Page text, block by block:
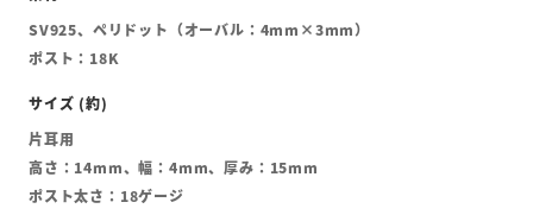
SV925、ペリドット（オーバル：4mm×3mm）
ポスト：18K
片耳用
高さ：14mm、幅：4mm、厚み：15mm
ポスト太さ：18ゲージ